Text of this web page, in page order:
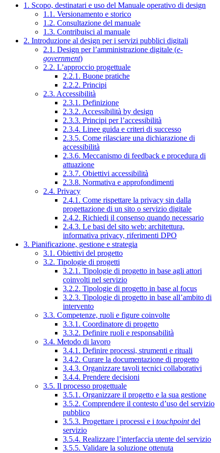
1. Scopo, destinatari e uso del Manuale operativo di design
1.1. Versionamento e storico
1.2. Consultazione del manuale
1.3. Contribuisci al manuale
2. Introduzione al design per i servizi pubblici digitali
2.1. Design per l’amministrazione digitale (e-
government)
2.2. L’approccio progettuale
2.2.1. Buone pratiche
2.2.2. Principi
2.3. Accessibilità
2.3.1. Definizione
2.3.2. Accessibilità by design
2.3.3. Principi per l’accessibilità
2.3.4. Linee guida e criteri di successo
2.3.5. Come rilasciare una dichiarazione di
accessibilità
2.3.6. Meccanismo di feedback e procedura di
attuazione
2.3.7. Obiettivi accessibilità
2.3.8. Normativa e approfondimenti
2.4. Privacy
2.4.1. Come rispettare la privacy sin dalla
progettazione di un sito o servizio digitale
2.4.2. Richiedi il consenso quando necessario
2.4.3. Le basi del sito web: architettura,
informativa privacy, riferimenti DPO
3. Pianificazione, gestione e strategia
3.1. Obiettivi del progetto
3.2. Tipologie di progetti
3.2.1. Tipologie di progetto in base agli attori
coinvolti nel servizio
3.2.2. Tipologie di progetto in base al focus
3.2.3. Tipologie di progetto in base all’ambito di
intervento
3.3. Competenze, ruoli e figure coinvolte
3.3.1. Coordinatore di progetto
3.3.2. Definire ruoli e responsabilità
3.4. Metodo di lavoro
3.4.1. Definire processi, strumenti e rituali
3.4.2. Curare la documentazione di progetto
3.4.3. Organizzare tavoli tecnici collaborativi
3.4.4. Prendere decisioni
3.5. Il processo progettuale
3.5.1. Organizzare il progetto e la sua gestione
3.5.2. Comprendere il contesto d’uso del servizio
pubblico
3.5.3. Progettare i processi e i touchpointdel
servizio
3.5.4. Realizzare l’interfaccia utente del servizio
3.5.5. Validare la soluzione ottenuta